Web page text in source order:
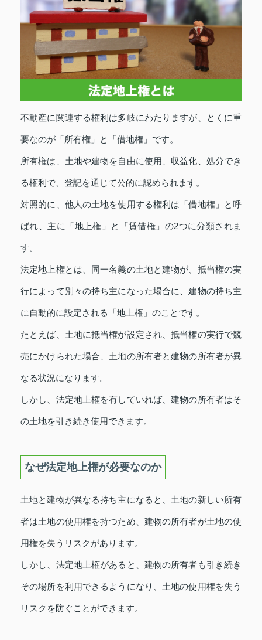
不動産に関連する権利は多岐にわたりますが、とくに重
要なのが「所有権」と「借地権」です。
所有権は、土地や建物を自由に使用、収益化、処分でき
る権利で、登記を通じて公的に認められます。
対照的に、他人の土地を使用する権利は「借地権」と呼
ばれ、主に「地上権」と「賃借権」の2つに分類されま
す。
法定地上権とは、同一名義の土地と建物が、抵当権の実
行によって別々の持ち主になった場合に、建物の持ち主
に自動的に設定される「地上権」のことです。
たとえば、土地に抵当権が設定され、抵当権の実行で競
売にかけられた場合、土地の所有者と建物の所有者が異
なる状況になります。
しかし、法定地上権を有していれば、建物の所有者はそ
の土地を引き続き使用できます。
なぜ法定地上権が必要なのか
土地と建物が異なる持ち主になると、土地の新しい所有
者は土地の使用権を持つため、建物の所有者が土地の使
用権を失うリスクがあります。
しかし、法定地上権があると、建物の所有者も引き続き
その場所を利用できるようになり、土地の使用権を失う
リスクを防ぐことができます。